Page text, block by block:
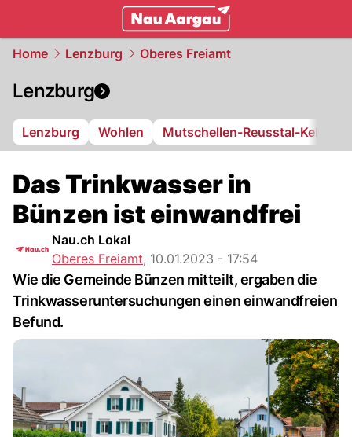
Home Lenzburg Oberes Freiamt
Lenzburg
Lenzburg Wohlen Mutschellen-Reusstal-
Das Trinkwasser in
Bünzen ist einwandfrei
Nau.ch Lokal
Oberes Freiamt, 10.01.2023 - 17:54
Wie die Gemeinde Bünzen mitteilt, ergaben die
Trinkwasseruntersuchungen einen einwandfreien
Befund.